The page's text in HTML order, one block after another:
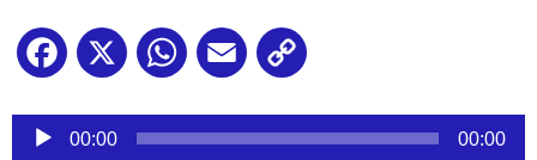
Facebook
X WhatsApp
Email
Reproductor
00:00 00:00